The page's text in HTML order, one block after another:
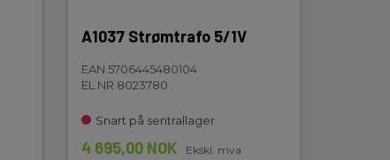
A1037 Strømtrafo 5/1V
EAN 5706445480104
EL.NR 8023780
Snart på sentrallager
4 695,00 NOK Ekskl. mva